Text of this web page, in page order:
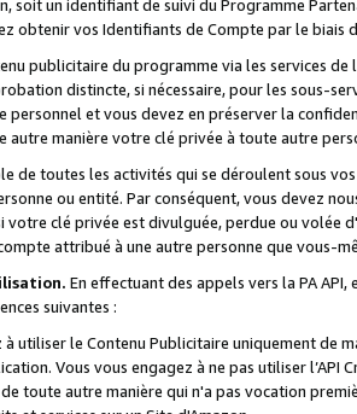
soit un identifiant de suivi du Programme
obtenir vos Identifiants de Compte par le biais
publicitaire du programme via les services
distincte, si nécessaire, pour les sous-
personnel et vous devez en préserver la
autre manière votre clé privée à toute autre
de toutes les activités qui se déroulent sous
ou entité. Par conséquent, vous devez
votre clé privée est divulguée, perdue ou volée
attribué à une autre personne que vous-
En effectuant des appels vers la PA
suivantes :
à utiliser le Contenu Publicitaire uniquement de
Vous vous engagez à ne pas utiliser l’API
toute autre manière qui n'a pas vocation